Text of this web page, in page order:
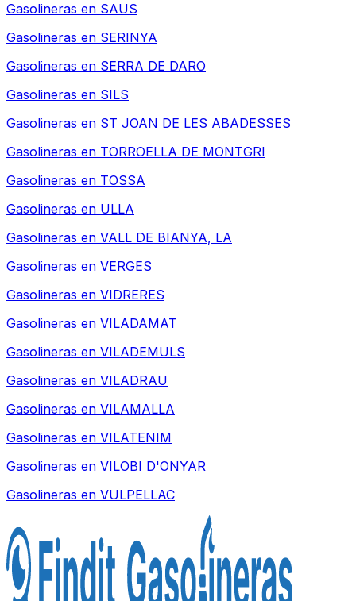
Gasolineras en SAUS
Gasolineras en SERINYA
Gasolineras en SERRA DE DARO
Gasolineras en SILS
Gasolineras en ST JOAN DE LES ABADESSES
Gasolineras en TORROELLA DE MONTGRI
Gasolineras en TOSSA
Gasolineras en ULLA
Gasolineras en VALL DE BIANYA, LA
Gasolineras en VERGES
Gasolineras en VIDRERES
Gasolineras en VILADAMAT
Gasolineras en VILADEMULS
Gasolineras en VILADRAU
Gasolineras en VILAMALLA
Gasolineras en VILATENIM
Gasolineras en VILOBI D'ONYAR
Gasolineras en VULPELLAC